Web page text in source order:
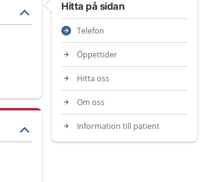
Hitta på sidan
Telefon
Öppettider
Hitta oss
Om oss
Information till patient